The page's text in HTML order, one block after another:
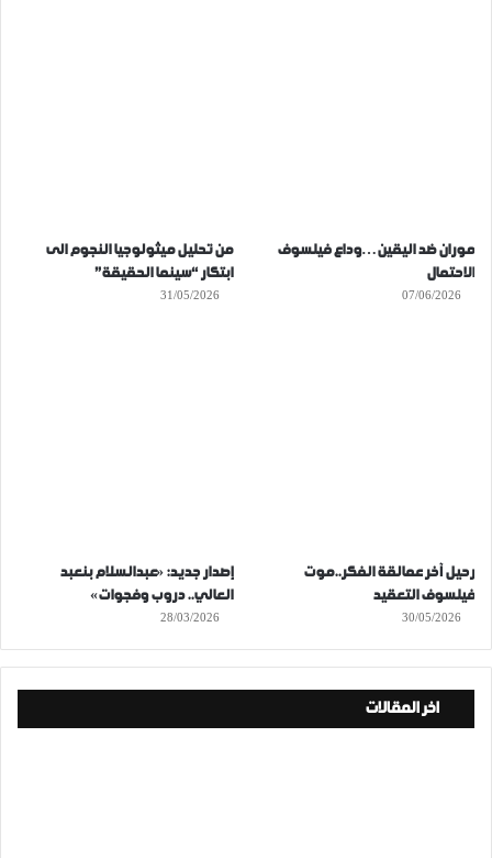
موران ضد اليقين…وداع فيلسوف
الاحتمال
07/06/2026
من تحليل ميثولوجيا النجوم الى
ابتكار “سينما الحقيقة”
31/05/2026
رحيل آخر عمالقة الفكر..موت
فيلسوف التعقيد
30/05/2026
إصدار جديد: «عبدالسلام بنعبد
العالي.. دروب وفجوات»
28/03/2026
اخر المقالات